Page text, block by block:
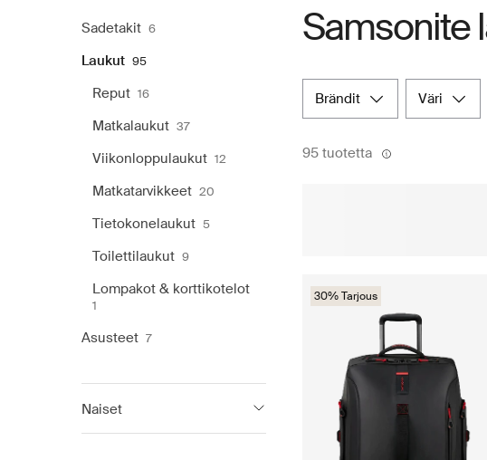
Sadetakit 6
Laukut 95
Reput 16
Matkalaukut 37
Viikonloppulaukut 12
Matkatarvikkeet 20
Tietokonelaukut 5
Toilettilaukut 9
Lompakot & korttikotelot
1
Asusteet 7
Naiset
Samsonite
brändit väri
95 tuotetta
30% Tarjous